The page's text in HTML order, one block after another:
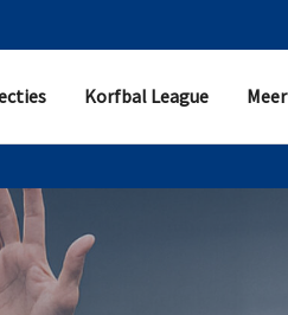
Korfbal League